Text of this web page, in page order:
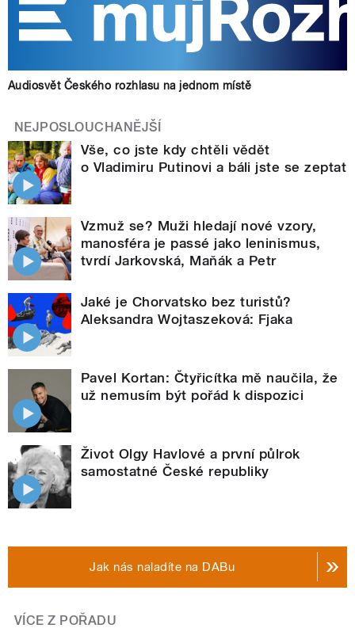
Audiosvět Českého rozhlasu na jednom místě
NEJPOSLOUCHANĚJŠÍ
Vše, co jste kdy chtěli vědět
o Vladimiru Putinovi a báli jste se zeptat
Vzmuž se? Muži hledají nové vzory,
manosféra je passé jako leninismus,
tvrdí Jarkovská, Maňák a Petr
Jaké je Chorvatsko bez turistů?
Aleksandra Wojtaszeková: Fjaka
Pavel Kortan: Čtyřicítka mě naučila, že
už nemusím být pořád k dispozici
Život Olgy Havlové a první půlrok
samostatné České republiky
Jak nás naladíte na DABu
VÍCE Z POŘADU